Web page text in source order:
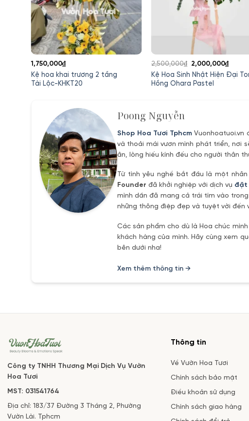
Kệ hoa khai trương 2 tầng
Tài Lộc-KHKT20
1,750,000₫
Kệ Hoa Sinh Nhật Hiện Đại
Hồng Ohara Pastel
2,500,000₫
Giá
gốc
là:
2,000,000₫Giá
hiện
Poong Nguyễn
Shop Hoa Tươi TphcmVuonhoatuoi.vn
và thoải mái vươn mình phát triển, nơi
ân, lòng hiếu kính đếu cho người thân
Từ tình yêu nghề bắt đầu là một
Founder đã khởi nghiệp với dịch vụ đặt
mình dần đã mang cả trái tím vào
những thông điệp đẹp và tuyệt vời đến
Các sản phẩm cho dù là Hoa chúc
khách hàng của mình. Hãy cùng xem
bên dưới nha!
Xem thêm thông tin →
Công ty TNHH Thương Mại Dịch Vụ Vườn
Hoa Tươi
MST: 031541764
Địa chỉ: 183/37 Đường 3 Tháng 2, Phường
Vườn Lài. Tphcm
Thông tin
Về Vườn Hoa Tươi
Chính sách bảo mật
Điều khoản sử dụng
Chính sách giao hàng